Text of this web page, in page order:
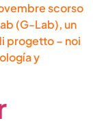
scorso
(G-Lab), un
progetto – noi
y